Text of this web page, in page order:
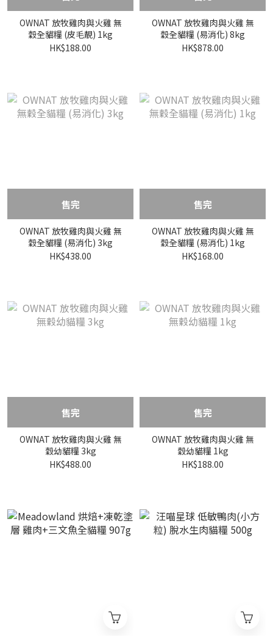
OWNAT 放牧雞肉與火雞 無
穀全貓糧 (皮毛靚) 1kg
HK$188.00
OWNAT 放牧雞肉與火雞 無
穀全貓糧 (易消化) 8kg
HK$878.00
售完
OWNAT 放牧雞肉與火雞 無
穀全貓糧 (易消化) 3kg
HK$438.00
售完
OWNAT 放牧雞肉與火雞 無
穀全貓糧 (易消化) 1kg
HK$168.00
售完
OWNAT 放牧雞肉與火雞 無
穀幼貓糧 3kg
HK$488.00
售完
OWNAT 放牧雞肉與火雞 無
穀幼貓糧 1kg
HK$188.00